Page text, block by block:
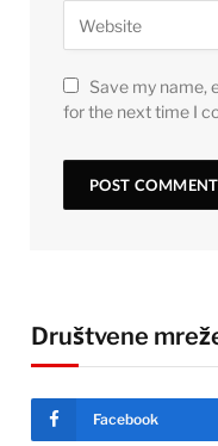
Save my name,
for the next time I
Društvene
Facebook